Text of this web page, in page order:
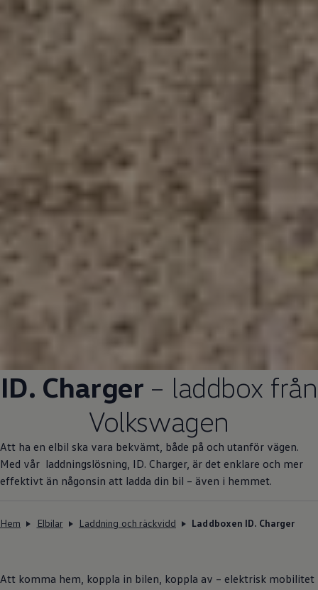
ID. Charger – laddbox från
Volkswagen
Att ha en elbil ska vara bekvämt, både på och utanför vägen.
Med vår laddningslösning, ID. Charger, är det enklare och mer
effektivt än någonsin att ladda din bil – även i hemmet.
Hem Elbilar Laddning och räckvidd Laddboxen ID. Charger
Att komma hem, koppla in bilen, koppla av – elektrisk mobilitet